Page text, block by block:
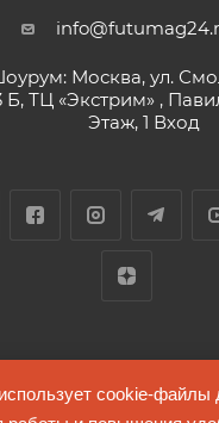
Москва, ул.
Б, ТЦ «Экстрим» ,
Этаж, 1 Вход
2026 © FUTUMAG.RU
cookie-файлы